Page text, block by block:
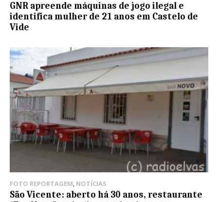
GNR apreende máquinas de jogo ilegal e
identifica mulher de 21 anos em Castelo de
Vide
FOTO REPORTAGEM, NOTÍCIAS
São Vicente: aberto há 30 anos, restaurante